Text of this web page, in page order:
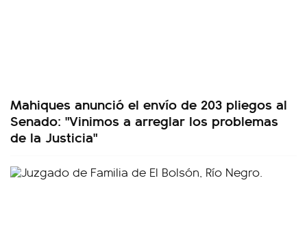
Mahiques anunció el envío de 203 pliegos al
Senado: "Vinimos a arreglar los problemas
de la Justicia"